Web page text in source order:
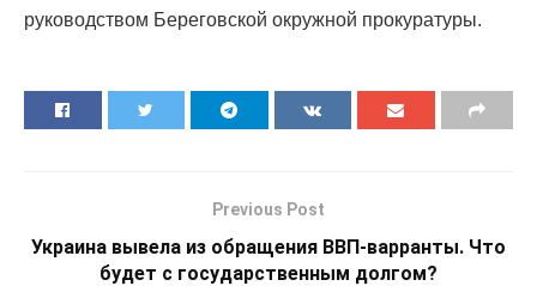
руководством Береговской окружной прокуратуры.
Previous Post
Украина вывела из обращения ВВП-варранты. Что
будет с государственным долгом?